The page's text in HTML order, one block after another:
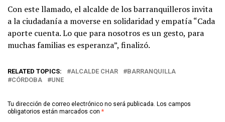
Con este llamado, el alcalde de los barranquilleros invita
a la ciudadanía a moverse en solidaridad y empatía “Cada
aporte cuenta. Lo que para nosotros es un gesto, para
muchas familias es esperanza”, finalizó.
RELATED TOPICS: ALCALDE CHAR
BARRANQUILLA
CÓRDOBA
UNE
Tu dirección de correo electrónico no será publicada. Los campos
obligatorios están marcados con *